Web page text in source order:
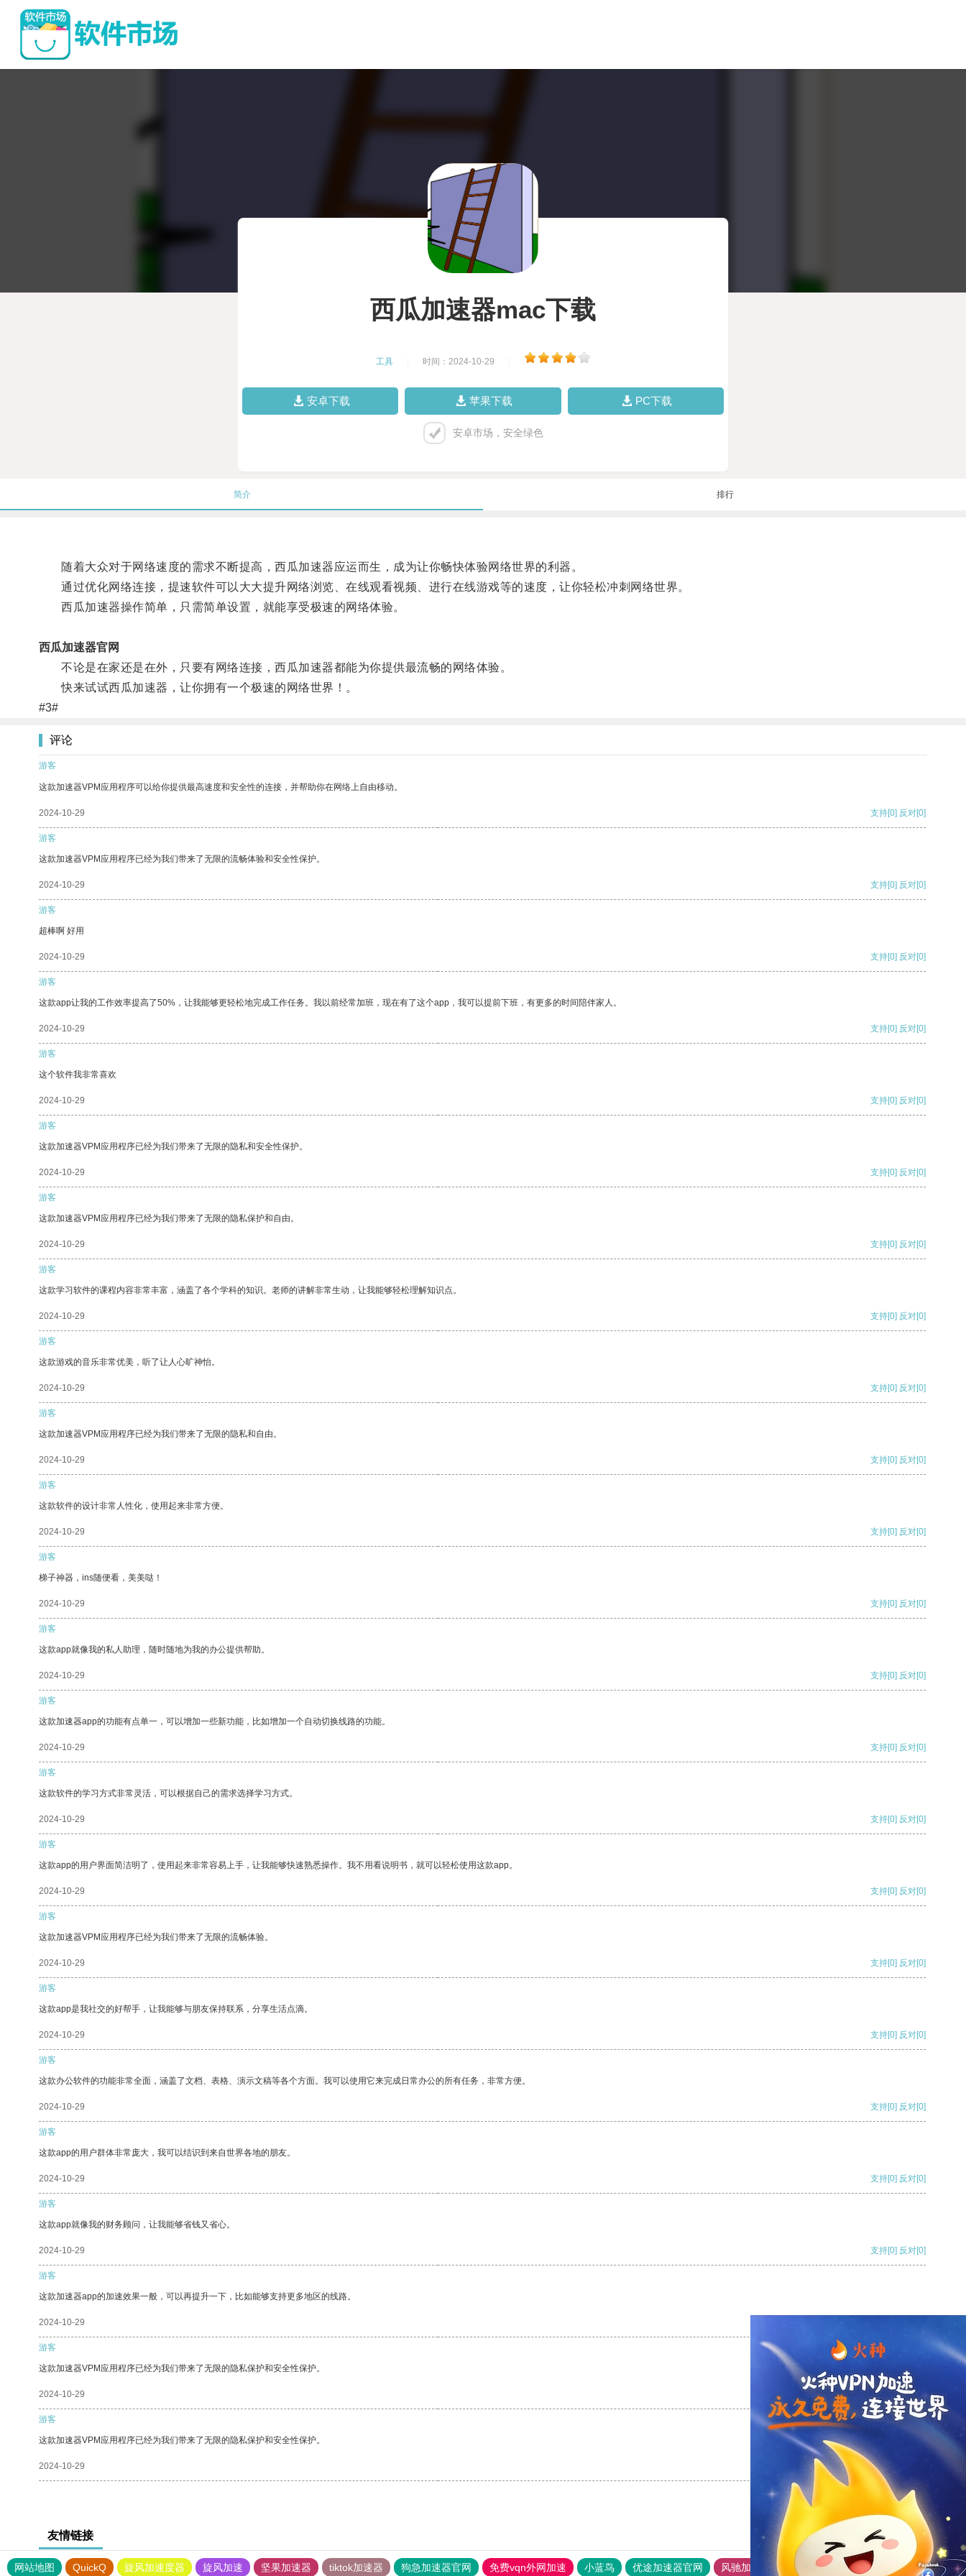
西瓜加速器mac下载
工具 时间：2024-10-29
安卓下载 苹果下载 PC下载
安卓市场，安全绿色
简介 排行
随着大众对于网络速度的需求不断提高，西瓜加速器应运而生，成为让你畅快体验网络世界的利器。
通过优化网络连接，提速软件可以大大提升网络浏览、在线观看视频、进行在线游戏等的速度，让你轻松冲刺网络世界。
西瓜加速器操作简单，只需简单设置，就能享受极速的网络体验。
西瓜加速器官网
不论是在家还是在外，只要有网络连接，西瓜加速器都能为你提供最流畅的网络体验。
快来试试西瓜加速器，让你拥有一个极速的网络世界！。
#3#
评论
游客
这款加速器VPM应用程序可以给你提供最高速度和安全性的连接，并帮助你在网络上自由移动。
2024-10-29 支持[0] 反对[0]
游客
这款加速器VPM应用程序已经为我们带来了无限的流畅体验和安全性保护。
2024-10-29 支持[0] 反对[0]
游客
超棒啊 好用
2024-10-29 支持[0] 反对[0]
游客
这款app让我的工作效率提高了50%，让我能够更轻松地完成工作任务。我以前经常加班，现在有了这个app，我可以提前下班，有更多的时间陪伴家人。
2024-10-29 支持[0] 反对[0]
游客
这个软件我非常喜欢
2024-10-29 支持[0] 反对[0]
游客
这款加速器VPM应用程序已经为我们带来了无限的隐私和安全性保护。
2024-10-29 支持[0] 反对[0]
游客
这款加速器VPM应用程序已经为我们带来了无限的隐私保护和自由。
2024-10-29 支持[0] 反对[0]
游客
这款学习软件的课程内容非常丰富，涵盖了各个学科的知识。老师的讲解非常生动，让我能够轻松理解知识点。
2024-10-29 支持[0] 反对[0]
游客
这款游戏的音乐非常优美，听了让人心旷神怡。
2024-10-29 支持[0] 反对[0]
游客
这款加速器VPM应用程序已经为我们带来了无限的隐私和自由。
2024-10-29 支持[0] 反对[0]
游客
这款软件的设计非常人性化，使用起来非常方便。
2024-10-29 支持[0] 反对[0]
游客
梯子神器，ins随便看，美美哒！
2024-10-29 支持[0] 反对[0]
游客
这款app就像我的私人助理，随时随地为我的办公提供帮助。
2024-10-29 支持[0] 反对[0]
游客
这款加速器app的功能有点单一，可以增加一些新功能，比如增加一个自动切换线路的功能。
2024-10-29 支持[0] 反对[0]
游客
这款软件的学习方式非常灵活，可以根据自己的需求选择学习方式。
2024-10-29 支持[0] 反对[0]
游客
这款app的用户界面简洁明了，使用起来非常容易上手，让我能够快速熟悉操作。我不用看说明书，就可以轻松使用这款app。
2024-10-29 支持[0] 反对[0]
游客
这款加速器VPM应用程序已经为我们带来了无限的流畅体验。
2024-10-29 支持[0] 反对[0]
游客
这款app是我社交的好帮手，让我能够与朋友保持联系，分享生活点滴。
2024-10-29 支持[0] 反对[0]
游客
这款办公软件的功能非常全面，涵盖了文档、表格、演示文稿等各个方面。我可以使用它来完成日常办公的所有任务，非常方便。
2024-10-29 支持[0] 反对[0]
游客
这款app的用户群体非常庞大，我可以结识到来自世界各地的朋友。
2024-10-29 支持[0] 反对[0]
游客
这款app就像我的财务顾问，让我能够省钱又省心。
2024-10-29 支持[0] 反对[0]
游客
这款加速器app的加速效果一般，可以再提升一下，比如能够支持更多地区的线路。
2024-10-29
游客
这款加速器VPM应用程序已经为我们带来了无限的隐私保护和安全性保护。
2024-10-29 支持 [0] 反对 [0]
游客
这款加速器VPM应用程序已经为我们带来了无限的隐私保护和安全性保护。
2024-10-29 支持
友情链接
网站地图 QuickQ 旋风加速度器 旋风加速 坚果加速器 tiktok加速器 狗急加速器官网 免费vqn外网加速 小蓝鸟 优途加速器官网 风驰加速器 旋风加速器